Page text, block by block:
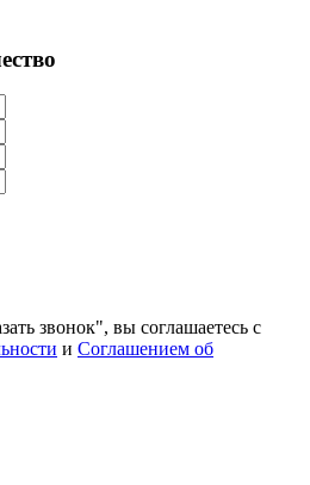
звонок", вы соглашаетесь с
и Соглашением об